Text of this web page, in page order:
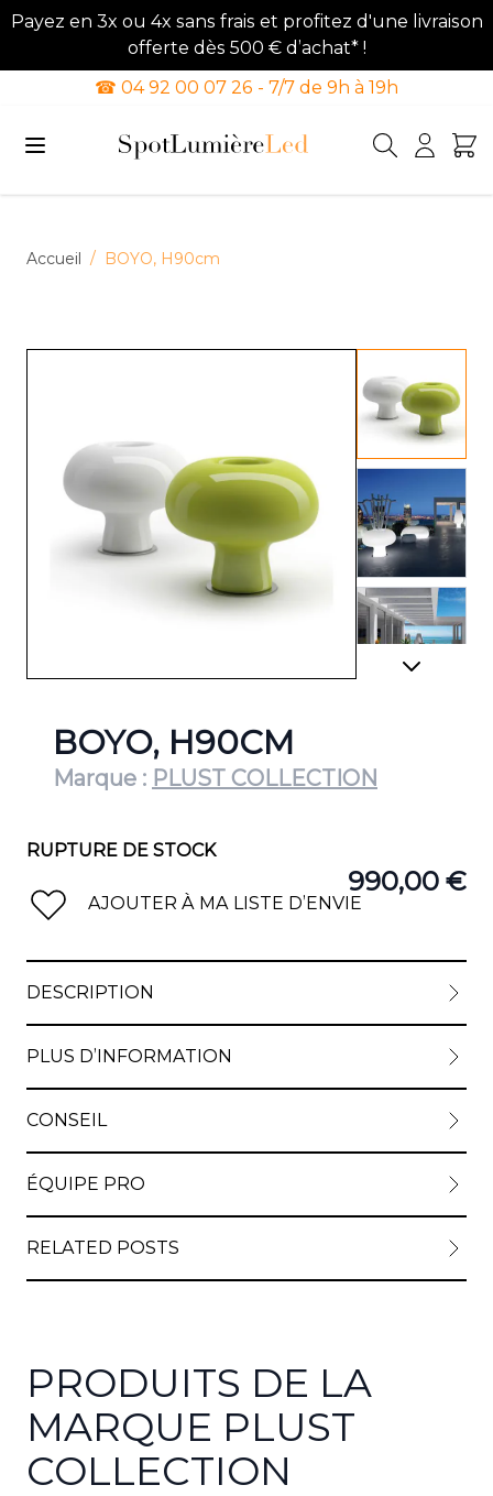
Payez en 3x ou 4x sans frais et profitez d'une livraison
offerte dès 500 € d’achat* !
☎ 04 92 00 07 26 - 7/7 de 9h à 19h
Accueil / BOYO, H90cm
View
BOYO, H90CM
Marque : PLUST COLLECTION
990,00 €
RUPTURE DE STOCK
AJOUTER À MA LISTE D’ENVIE
DESCRIPTION
PLUS D’INFORMATION
CONSEIL
ÉQUIPE PRO
RELATED POSTS
PRODUITS DE LA
MARQUE PLUST
COLLECTION